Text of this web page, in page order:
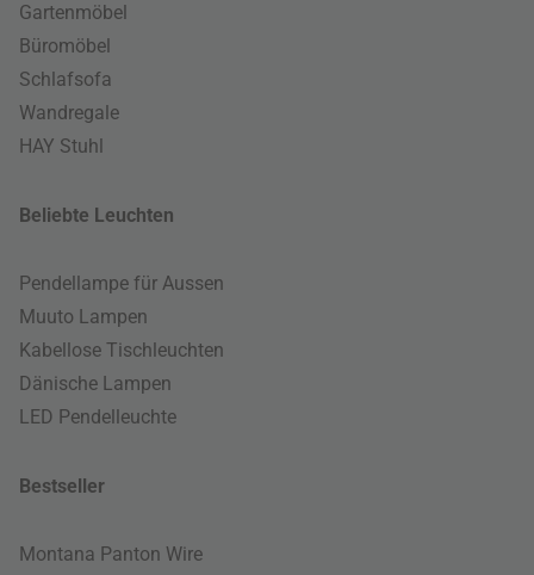
Gartenmöbel
Büromöbel
Schlafsofa
Wandregale
HAY Stuhl
Beliebte Leuchten
Pendellampe für Aussen
Muuto Lampen
Kabellose Tischleuchten
Dänische Lampen
LED Pendelleuchte
Bestseller
Montana Panton Wire